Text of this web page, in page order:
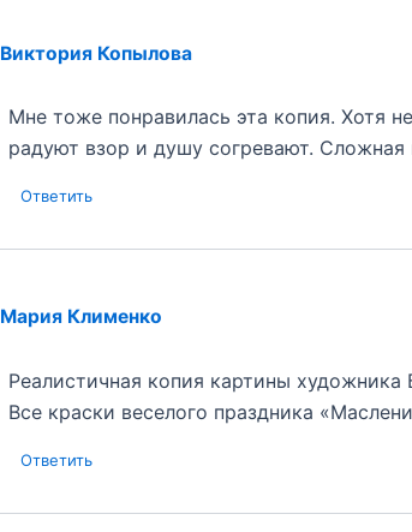
Виктория Копылова
Мне тоже понравилась эта копия. Хотя
радуют взор и душу согревают. Сложная
Ответить
Мария Клименко
Реалистичная копия картины художника
Все краски веселого праздника
Ответить